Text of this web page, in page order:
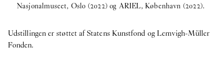
Nasjonalmuseet, Oslo (2022) og ARIEL, København (2022).
Udstillingen er støttet af Statens Kunstfond og Lemvigh-Müller
Fonden.